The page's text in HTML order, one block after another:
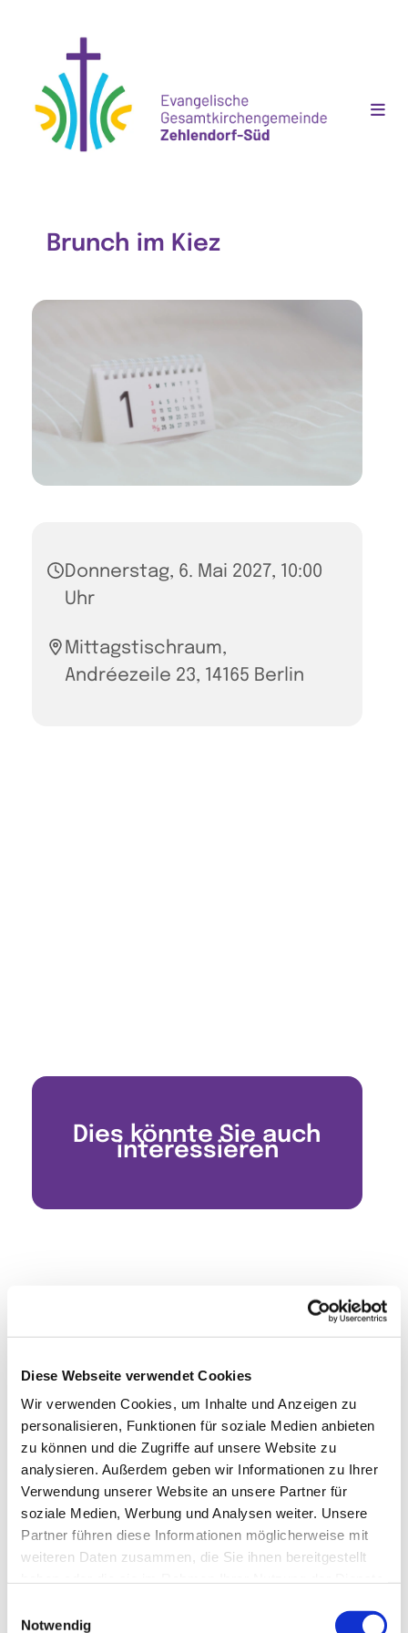
Diese Webseite verwendet Cookies
Wir verwenden Cookies, um Inhalte und Anzeigen zu
personalisieren, Funktionen für soziale Medien anbieten
zu können und die Zugriffe auf unsere Website zu
analysieren. Außerdem geben wir Informationen zu Ihrer
Verwendung unserer Website an unsere Partner für
soziale Medien, Werbung und Analysen weiter. Unsere
Partner führen diese Informationen möglicherweise mit
weiteren Daten zusammen, die Sie ihnen bereitgestellt
Notwendig
Brunch im Kiez
Donnerstag, 6. Mai 2027, 10:00
Uhr
Mittagstischraum,
Andréezeile 23, 14165 Berlin
Dies könnte Sie auch
interessieren